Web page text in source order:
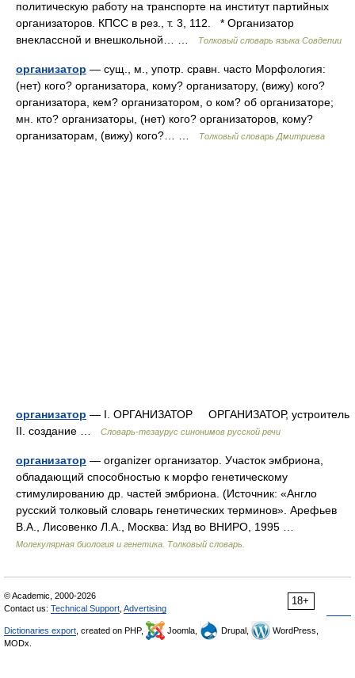
политическую работу на транспорте на институт партийных
организаторов. КПСС в рез., т. 3, 112. * Организатор
внеклассной и внешкольной… …
Толковый словарь языка Совдепии
организатор — сущ., м., употр. сравн. часто Морфология:
(нет) кого? организатора, кому? организатору, (вижу) кого?
организатора, кем? организатором, о ком? об организаторе;
мн. кто? организаторы, (нет) кого? организаторов, кому?
организаторам, (вижу) кого?… …
Толковый словарь Дмитриева
организатор — I. ОРГАНИЗАТОР ОРГАНИЗАТОР, устроитель
II. создание …
Словарь-тезаурус синонимов русской речи
организатор — organizer организатор. Участок эмбриона,
обладающий способностью к морфо генетическому
стимулированию др. частей эмбриона. (Источник: «Англо
русский толковый словарь генетических терминов». Арефьев
В.А., Лисовенко Л.А., Москва: Изд во ВНИРО, 1995 …
Молекулярная биология и генетика. Толковый словарь.
18+
© Academic, 2000-2026
Contact us: Technical Support Advertising
Dictionaries export , created on PHP, Joomla, Drupal,
WordPress,
MODx.